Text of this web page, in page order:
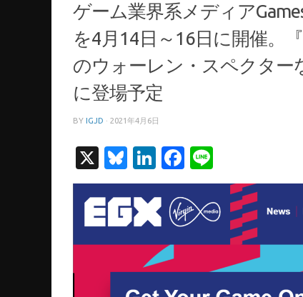
ゲーム業界系メディア
を4月14日～16日に開催。
のウォーレン・スペクタ
に登場予定
BY IGJD · 2021年4月6日
X Bluesky
LinkedIn
Facebook